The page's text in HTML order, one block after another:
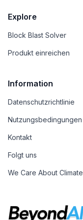
Explore
Block Blast Solver
Produkt einreichen
Information
Datenschutzrichtlinie
Nutzungsbedingungen
Kontakt
Folgt uns
We Care About Climate